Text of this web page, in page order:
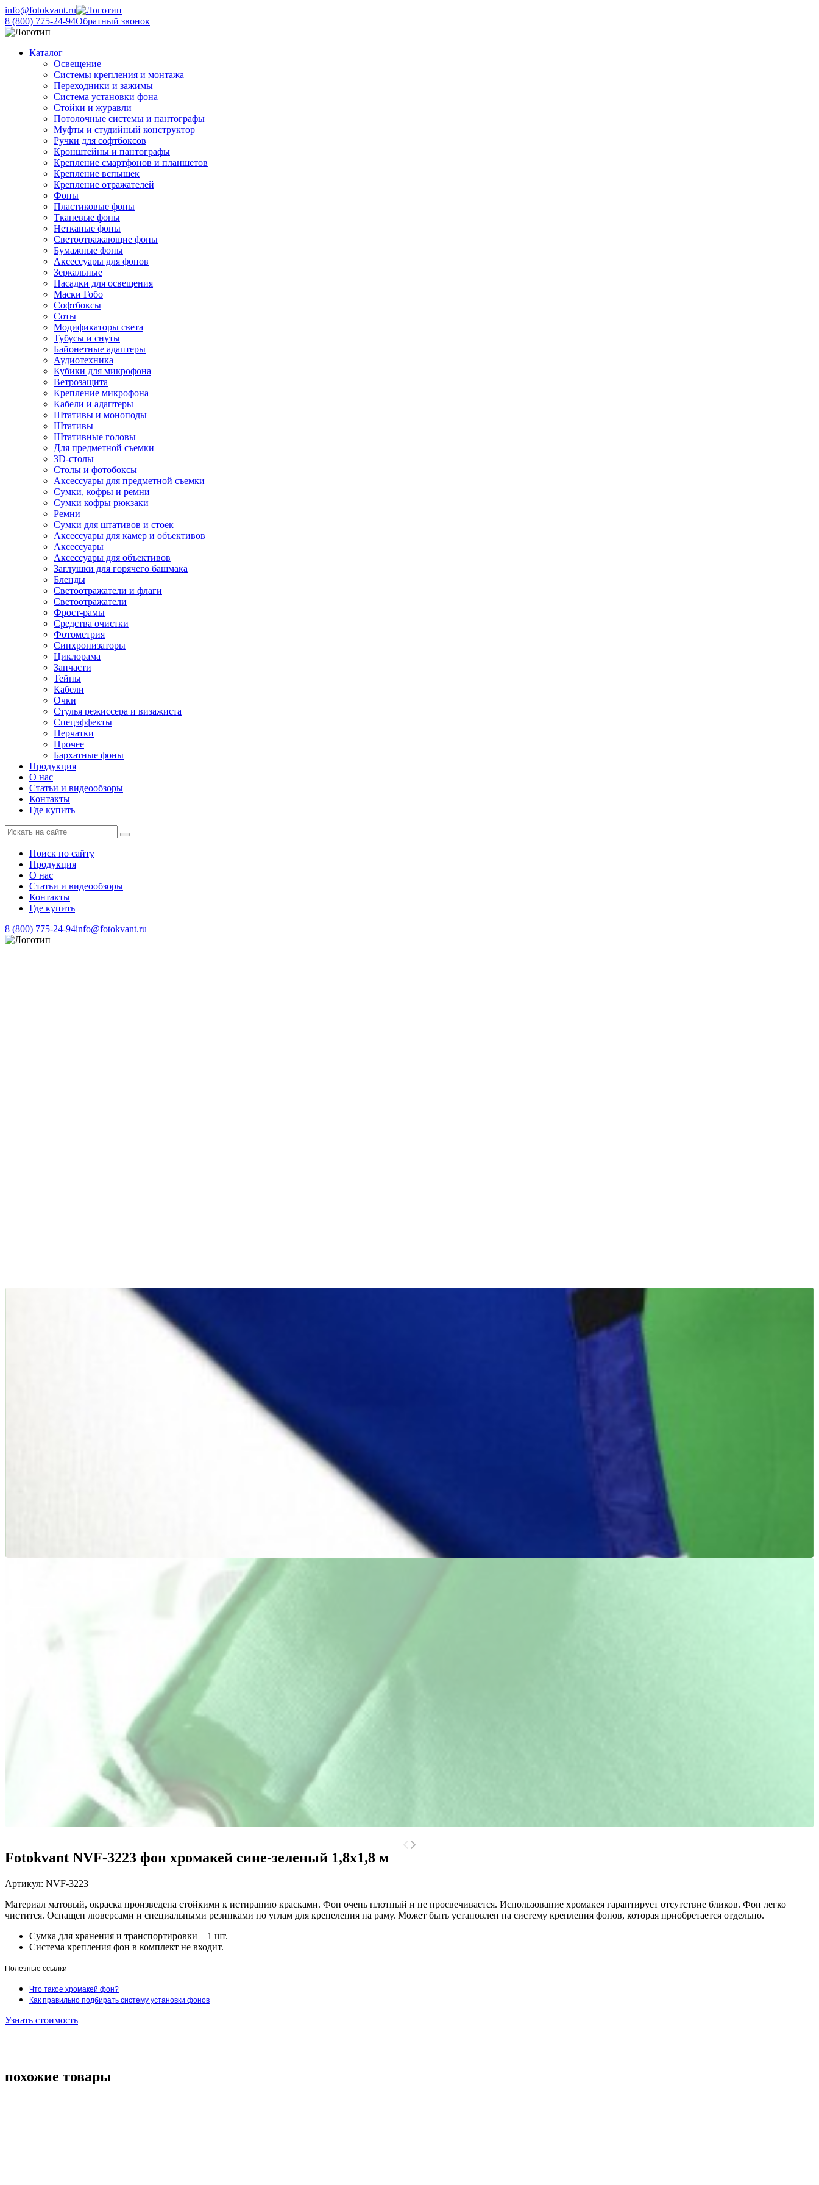
info@fotokvant.ru
8 (800) 775-24-94Обратный звонок
Каталог
Освещение
Системы крепления и монтажа
Переходники и зажимы
Система установки фона
Стойки и журавли
Потолочные системы и пантографы
Муфты и студийный конструктор
Ручки для софтбоксов
Кронштейны и пантографы
Крепление смартфонов и планшетов
Крепление вспышек
Крепление отражателей
Фоны
Пластиковые фоны
Тканевые фоны
Нетканые фоны
Светоотражающие фоны
Бумажные фоны
Аксессуары для фонов
Зеркальные
Насадки для освещения
Маски Гобо
Софтбоксы
Соты
Модификаторы света
Тубусы и снуты
Байонетные адаптеры
Аудиотехника
Кубики для микрофона
Ветрозащита
Крепление микрофона
Кабели и адаптеры
Штативы и моноподы
Штативы
Штативные головы
Для предметной съемки
3D-столы
Столы и фотобоксы
Аксессуары для предметной съемки
Сумки, кофры и ремни
Сумки кофры рюкзаки
Ремни
Сумки для штативов и стоек
Аксессуары для камер и объективов
Аксессуары
Аксессуары для объективов
Заглушки для горячего башмака
Бленды
Светоотражатели и флаги
Светоотражатели
Фрост-рамы
Средства очистки
Фотометрия
Синхронизаторы
Циклорама
Запчасти
Тейпы
Кабели
Очки
Стулья режиссера и визажиста
Спецэффекты
Перчатки
Прочее
Бархатные фоны
Продукция
О нас
Статьи и видеообзоры
Контакты
Где купить
Поиск по сайту
Продукция
О нас
Статьи и видеообзоры
Контакты
Где купить
8 (800) 775-24-94info@fotokvant.ru
Fotokvant NVF-3223 фон хромакей сине-зеленый 1,8x1,8 м
Артикул: NVF-3223
Материал матовый, окраска произведена стойкими к истиранию красками. Фон очень плотный и не просвечивается. Использование хромакея гарантирует отсутствие бликов. Фон легко
чистится. Оснащен люверсами и специальными резинками по углам для крепеления на раму. Может быть установлен на систему крепления фонов, которая приобретается отдельно.
Сумка для хранения и транспортировки – 1 шт.
Система крепления фон в комплект не входит.
Полезные ссылки
Что такое хромакей фон?
Как правильно подбирать систему установки фонов
Узнать стоимость
похожие товары